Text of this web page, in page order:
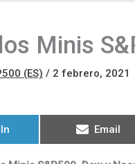
Minis
(ES) / 2 febrero, 2021
Email